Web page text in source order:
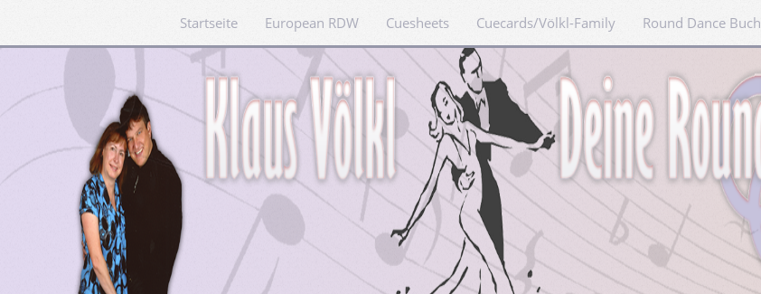
Startseite European RDW Cuesheets Cuecards/Völkl-Family Round Dance Buch